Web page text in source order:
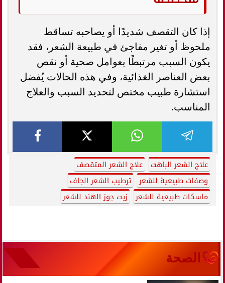
إذا كان التقصف شديدًا أو يصاحبه تساقط
ملحوظ أو تغير مفاجئ في طبيعة الشعر، فقد
يكون السبب مرتبطًا بعوامل صحية أو نقص
بعض العناصر الغذائية، وفي هذه الحالات يُفضل
استشارة طبيب مختص لتحديد السبب والعلاج
المناسب.
علاج الشعر الباهت
علاج الشعر المتقصف
وصفات طبيعية للشعر
ترطيب الشعر الجاف
ماسكات طبيعية للشعر
زيت جوز الهند للشعر
الصحة